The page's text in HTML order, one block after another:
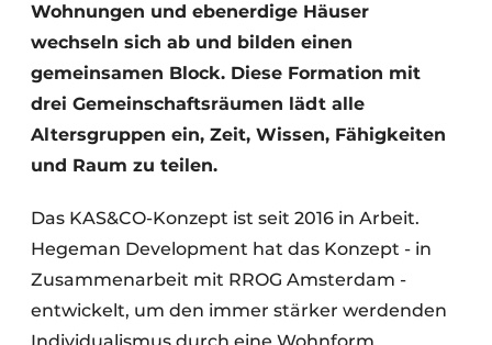
Wohnungen und ebenerdige Häuser
wechseln sich ab und bilden einen
gemeinsamen Block. Diese Formation mit
drei Gemeinschaftsräumen lädt alle
Altersgruppen ein, Zeit, Wissen, Fähigkeiten
und Raum zu teilen.
Das KAS&CO-Konzept ist seit 2016 in Arbeit.
Hegeman Development hat das Konzept - in
Zusammenarbeit mit RROG Amsterdam -
entwickelt, um den immer stärker werdenden